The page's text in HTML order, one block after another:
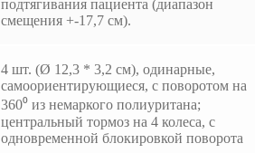
подтягивания пациента (диапазон
смещения +-17,7 см).
4 шт. (Ø 12,3 * 3,2 см), одинарные,
самоориентирующиеся, с поворотом на
360⁰ из немаркого полиуритана;
центральный тормоз на 4 колеса, с
одновременной блокировкой поворота